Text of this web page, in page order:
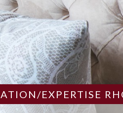
EXPERTISE